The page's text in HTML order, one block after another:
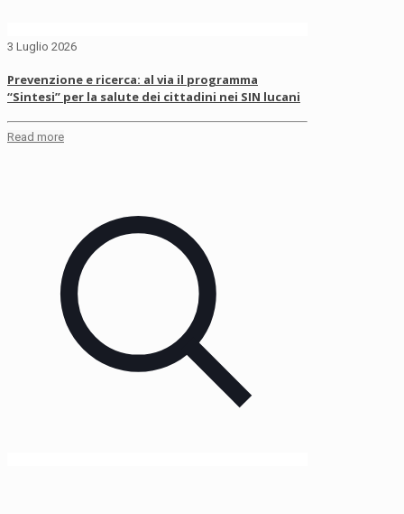
3 Luglio 2026
Prevenzione e ricerca: al via il programma
“Sintesi” per la salute dei cittadini nei SIN lucani
Read more